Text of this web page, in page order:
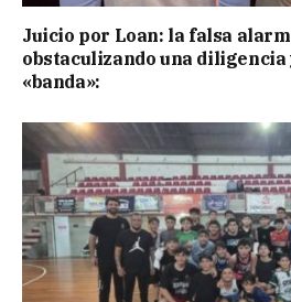
Juicio por Loan: la falsa
obstaculizando una diligencia
«banda»: